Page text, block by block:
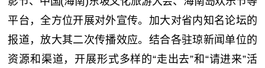
平台，全方位开展对外宣传。加大对省内知名论坛的
报道，放大其二次传播效应。结合各驻琼新闻单位的
资源和渠道，开展形式多样的“走出去”和“请进来”活